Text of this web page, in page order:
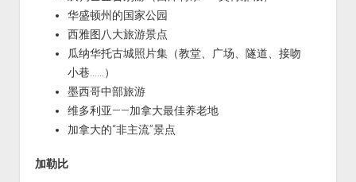
华盛顿州的国家公园
西雅图八大旅游景点
瓜纳华托古城照片集（教堂、广场、隧道、接吻
小巷……）
墨西哥中部旅游
维多利亚——加拿大最佳养老地
加拿大的“非主流”景点
加勒比